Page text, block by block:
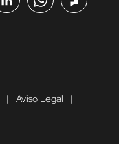
Aviso Legal